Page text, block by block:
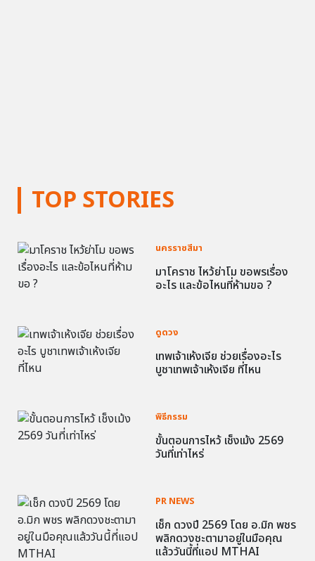
TOP STORIES
นครราชสีมา
มาโคราช ไหว้ย่าโม ขอพรเรื่อง
อะไร และข้อไหนที่ห้ามขอ ?
ดูดวง
เทพเจ้าเห้งเจีย ช่วยเรื่องอะไร
บูชาเทพเจ้าเห้งเจีย ที่ไหน
พิธีกรรม
ขั้นตอนการไหว้ เช็งเม้ง 2569
วันที่เท่าไหร่
PR NEWS
เช็ก ดวงปี 2569 โดย อ.มิก พชร
พลิกดวงชะตามาอยู่ในมือคุณ
แล้ววันนี้ที่แอป MTHAI